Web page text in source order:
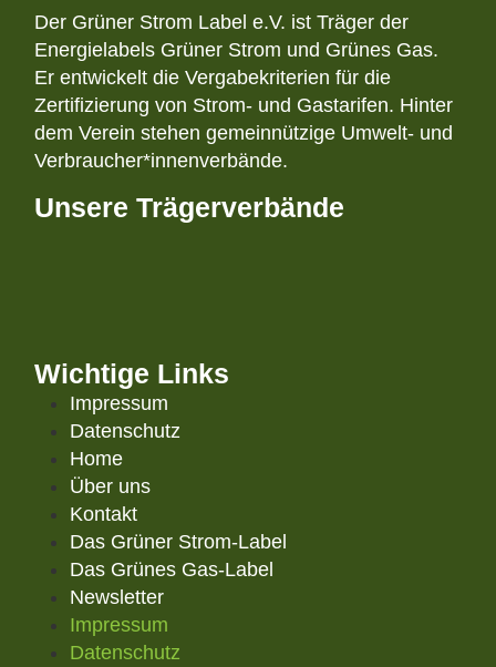
Der Grüner Strom Label e.V. ist Träger der
Energielabels Grüner Strom und Grünes Gas.
Er entwickelt die Vergabekriterien für die
Zertifizierung von Strom- und Gastarifen. Hinter
dem Verein stehen gemeinnützige Umwelt- und
Verbraucher*innenverbände.
Unsere Trägerverbände
Wichtige Links
Impressum
Datenschutz
Home
Über uns
Kontakt
Das Grüner Strom-Label
Das Grünes Gas-Label
Newsletter
Impressum
Datenschutz